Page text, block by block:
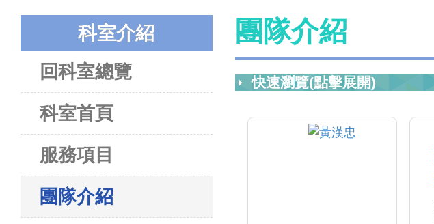
科室介紹
回科室總覽
科室首頁
服務項目
團隊介紹
團隊介紹
快速瀏覽(點擊展開)